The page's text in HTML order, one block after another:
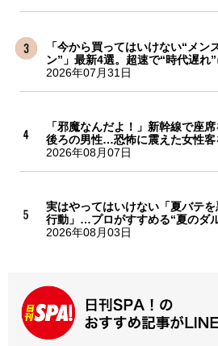
「今から買ってはいけない“メン
ン”」最新4選。超速で“時代遅れ
2026年07月31日
「邪魔なんだよ！」新幹線で座
後ろの男性…恐怖に震えた女性客
2026年08月07日
実はやってはいけない「夏バテ
行動」…プロがすすめる“夏のダ
2026年08月03日